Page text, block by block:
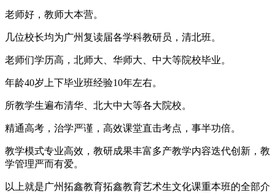
老师好，教师大本营。
几位校长均为广州复读届各学科教研员，清北班。
老师们学历高，北师大、华师大、中大等院校毕业。
年龄40岁上下毕业班经验10年左右。
所教学生遍布清华、北大中大等各大院校。
精通高考，治学严谨，高效课堂直击考点，事半功倍。
教学模式专业高效，教研成果丰富多产教学内容迭代创新，教
学管理严而有爱。
以上就是广州拓鑫教育拓鑫教育艺术生文化课重本班的全部介